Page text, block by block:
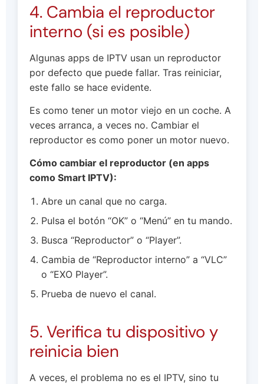
4. Cambia el reproductor
interno (si es posible)
Algunas apps de IPTV usan un reproductor
por defecto que puede fallar. Tras reiniciar,
este fallo se hace evidente.
Es como tener un motor viejo en un coche. A
veces arranca, a veces no. Cambiar el
reproductor es como poner un motor nuevo.
Cómo cambiar el reproductor (en apps
como Smart IPTV):
Abre un canal que no carga.
Pulsa el botón “OK” o “Menú” en tu mando.
Busca “Reproductor” o “Player”.
Cambia de “Reproductor interno” a “VLC”
o “EXO Player”.
Prueba de nuevo el canal.
5. Verifica tu dispositivo y
reinicia bien
A veces, el problema no es el IPTV, sino tu